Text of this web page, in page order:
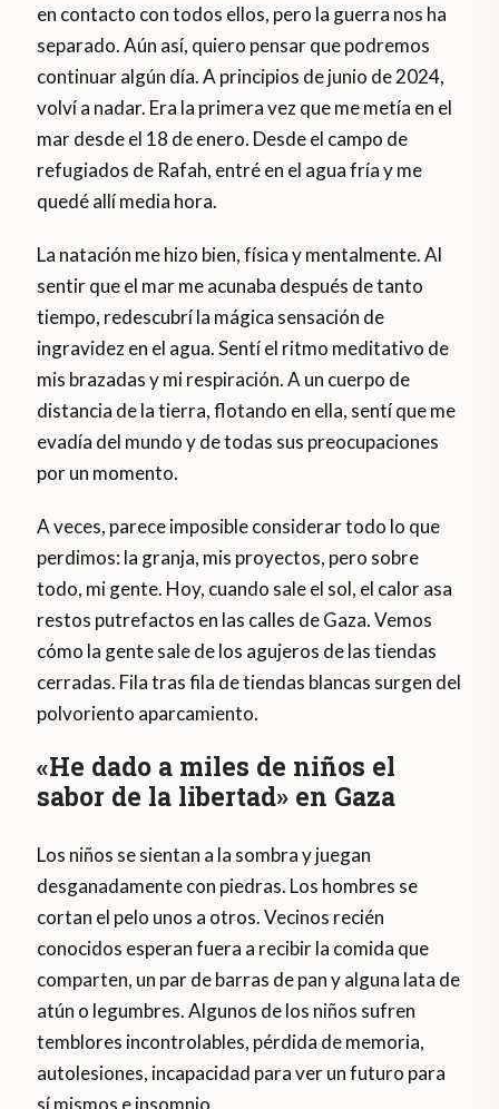
en contacto con todos ellos, pero la guerra nos ha
separado. Aún así, quiero pensar que podremos
continuar algún día. A principios de junio de 2024,
volví a nadar. Era la primera vez que me metía en el
mar desde el 18 de enero. Desde el campo de
refugiados de Rafah, entré en el agua fría y me
quedé allí media hora.
La natación me hizo bien, física y mentalmente. Al
sentir que el mar me acunaba después de tanto
tiempo, redescubrí la mágica sensación de
ingravidez en el agua. Sentí el ritmo meditativo de
mis brazadas y mi respiración. A un cuerpo de
distancia de la tierra, flotando en ella, sentí que me
evadía del mundo y de todas sus preocupaciones
por un momento.
A veces, parece imposible considerar todo lo que
perdimos: la granja, mis proyectos, pero sobre
todo, mi gente. Hoy, cuando sale el sol, el calor asa
restos putrefactos en las calles de Gaza. Vemos
cómo la gente sale de los agujeros de las tiendas
cerradas. Fila tras fila de tiendas blancas surgen del
polvoriento aparcamiento.
«He dado a miles de niños el
sabor de la libertad» en Gaza
Los niños se sientan a la sombra y juegan
desganadamente con piedras. Los hombres se
cortan el pelo unos a otros. Vecinos recién
conocidos esperan fuera a recibir la comida que
comparten, un par de barras de pan y alguna lata de
atún o legumbres. Algunos de los niños sufren
temblores incontrolables, pérdida de memoria,
autolesiones, incapacidad para ver un futuro para
sí mismos e insomnio.